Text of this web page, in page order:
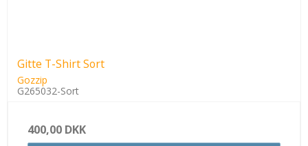
Gitte T-Shirt Sort
Gozzip
G265032-Sort
400,00 DKK